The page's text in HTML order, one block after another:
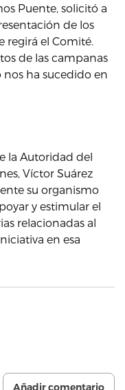
Puente, solicitó a
de los
regirá el Comité.
de las campanas
ha sucedido en
la Autoridad del
Víctor Suárez
su organismo
y estimular el
relacionadas al
en esa
Añadir comentario